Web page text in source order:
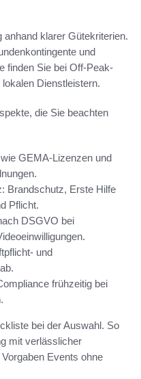
anhand klarer Gütekriterien.
und
finden Sie bei Off-Peak-
Dienstleistern.
die Sie beachten
GEMA-Lizenzen und
Brandschutz, Erste Hilfe
Pflicht.
DSGVO bei
und
frühzeitig bei
bei der Auswahl. So
mit verlässlicher
Events ohne